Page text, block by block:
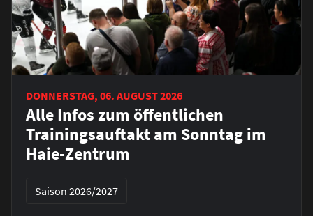
DONNERSTAG, 06. AUGUST 2026
Alle Infos zum öffentlichen
Trainingsauftakt am Sonntag im
Haie-Zentrum
Saison 2026/2027